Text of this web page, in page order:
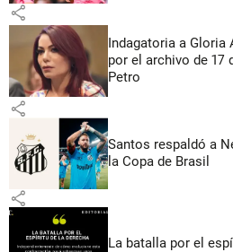
share
Indagatoria a Gloria
por el archivo de 17
Petro
share
Santos respaldó a
la Copa de Brasil
share
La batalla por el